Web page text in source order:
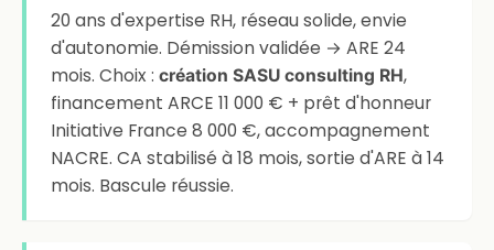
20 ans d'expertise RH, réseau solide, envie
d'autonomie. Démission validée → ARE 24
mois. Choix :création SASU consulting RH,
financement ARCE 11 000 € + prêt d'honneur
Initiative France 8 000 €, accompagnement
NACRE. CA stabilisé à 18 mois, sortie d'ARE à 14
mois. Bascule réussie.